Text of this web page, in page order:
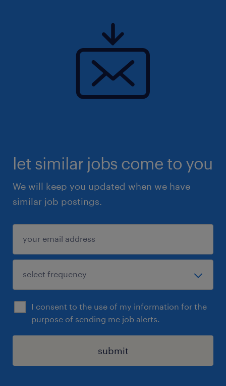
let similar jobs come to you
We will keep you updated when we have
similar job postings.
I consent to the use of my information for the
purpose of sending me job alerts.
submit